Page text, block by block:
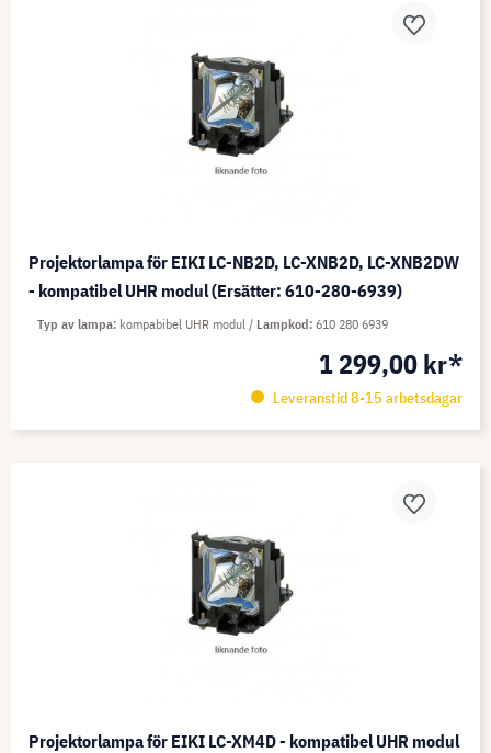
Projektorlampa för EIKI LC-NB2D, LC-XNB2D, LC-XNB2DW
- kompatibel UHR modul (Ersätter: 610-280-6939)
1 299,00 kr*
Leveranstid 8-15 arbetsdagar
Typ av lampa kompabibel UHR modul Lampkod 610 280 6939
Projektorlampa för EIKI LC-XM4D - kompatibel UHR modul